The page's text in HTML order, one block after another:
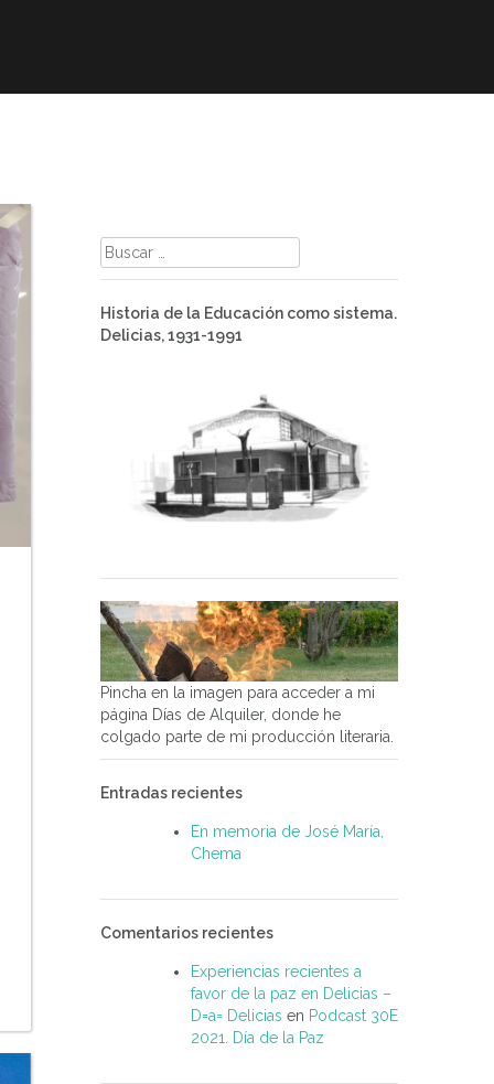
Buscar:
Historia de la Educación como sistema.
Delicias, 1931-1991
Pincha en la imagen para acceder a mi
página Días de Alquiler, donde he
colgado parte de mi producción literaria.
Entradas recientes
En memoria de José María,
Chema
Comentarios recientes
Experiencias recientes a
favor de la paz en Delicias –
D=a= Delicias en Podcast 30E
2021. Día de la Paz